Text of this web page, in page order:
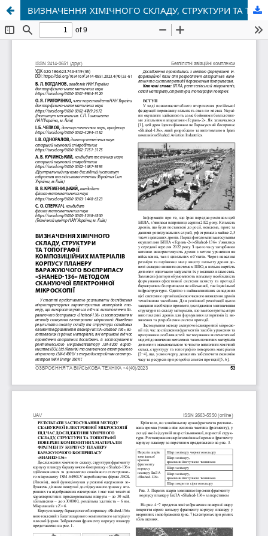
ВИЗНАЧЕННЯ ХІМІЧНОГО СКЛАДУ, СТРУКТУРИ ТА ТОПОГРАФІЇ КОМПОЗИЦІЙНИХ МАТЕРІАЛІВ КОРПУСУ ПЛАНЕРУ БАРАЖУЮЧОГО БОЄПРИПАСУ «SHAHED-136» МЕТОДОМ СКАНУЮЧОЇ ЕЛЕКТРОННОЇ МІКРОСКОПІЇ